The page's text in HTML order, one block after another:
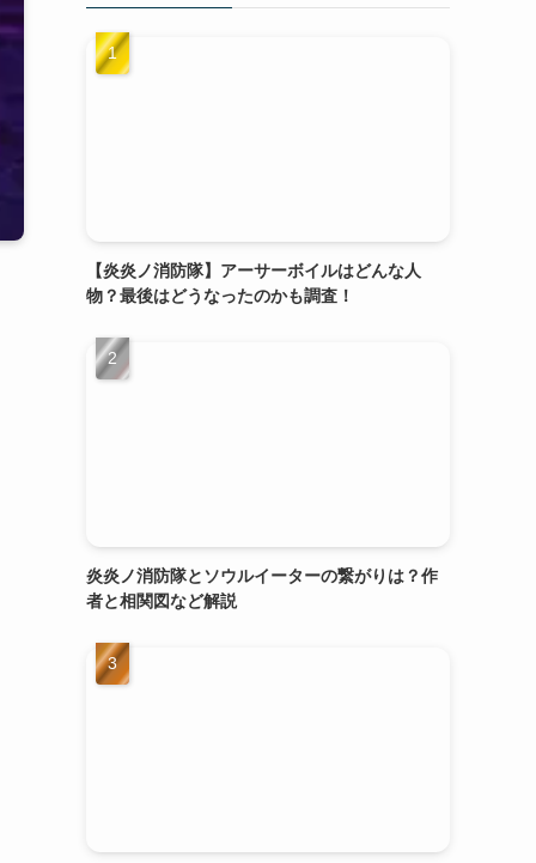
【炎炎ノ消防隊】アーサーボイルはどんな人
物？最後はどうなったのかも調査！
炎炎ノ消防隊とソウルイーターの繋がりは？作
者と相関図など解説